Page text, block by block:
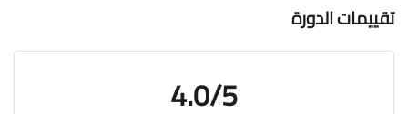
تقييمات الدورة
4.0/5